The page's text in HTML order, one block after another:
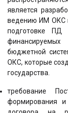
является
ведению ИМ ОКС
подготовке ПД
бюджетной
ОКС, которые
государства.
требование
формирования